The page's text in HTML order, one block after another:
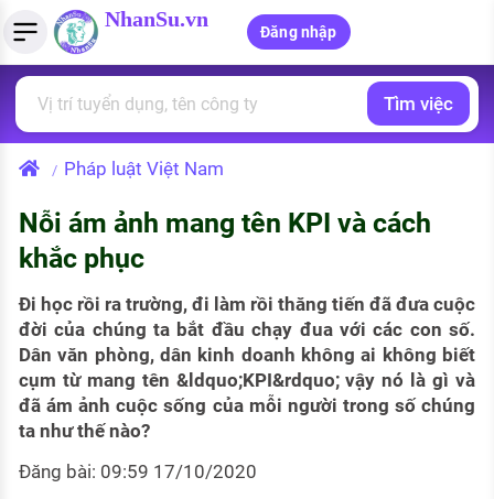
NhanSu.vn
Đăng nhập
Tìm việc làm
Việc làm ngành luật
Việc làm lương cao
Việc làm tốt nhất
CÔNG TY
Danh sách nhà tuyển dụng
Quản lý CV
Tải CV lên
Tạo CV trực tuyến
Mẫu CV đơn giản
Mẫu CV hiện đại
Tính lương Gross - Net
Tính thuế thu nhập cá nhân
Tính trợ cấp thất nghiệp
PHÁP LUẬT VIỆT NAM
Văn bản pháp luật
PHÁP LUẬT LAO ĐỘNG
Lao động và tiền lương
Bảo hiểm và phúc lợi
Thuế thu nhập
Hồ sơ biểu mẫu
Chính sách lao động
Tìm việc
/ Pháp luật Việt Nam
Nỗi ám ảnh mang tên KPI và cách
khắc phục
Đi học rồi ra trường, đi làm rồi thăng tiến đã đưa cuộc
đời của chúng ta bắt đầu chạy đua với các con số.
Dân văn phòng, dân kinh doanh không ai không biết
cụm từ mang tên &ldquo;KPI&rdquo; vậy nó là gì và
đã ám ảnh cuộc sống của mỗi người trong số chúng
ta như thế nào?
Đăng bài: 09:59 17/10/2020